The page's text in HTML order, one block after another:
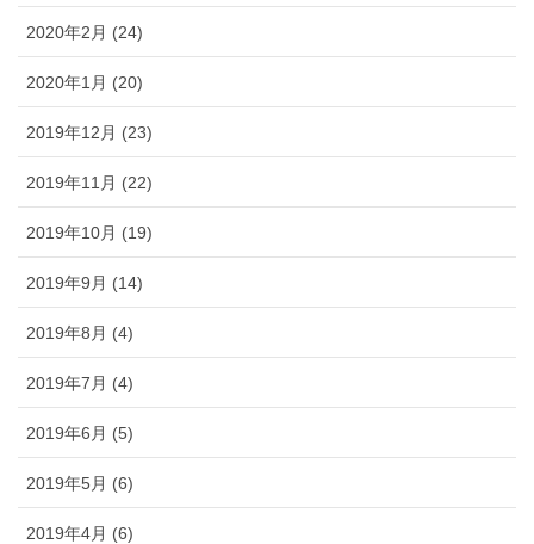
2020年2月 (24)
2020年1月 (20)
2019年12月 (23)
2019年11月 (22)
2019年10月 (19)
2019年9月 (14)
2019年8月 (4)
2019年7月 (4)
2019年6月 (5)
2019年5月 (6)
2019年4月 (6)